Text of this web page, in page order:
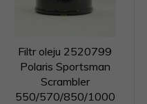
Filtr oleju 2520799
Polaris Sportsman
Scrambler
550/570/850/1000